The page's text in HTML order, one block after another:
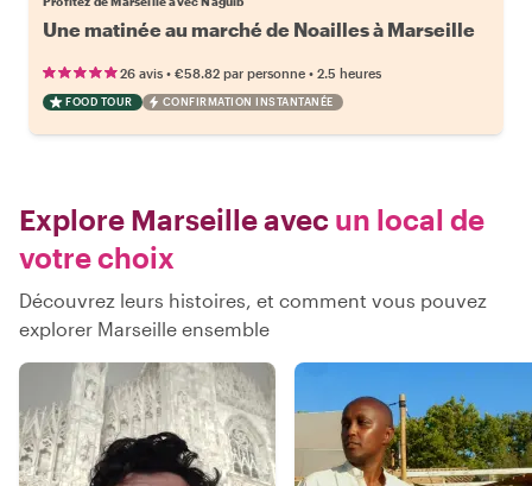
Une matinée au marché de Noailles à Marseille
26 avis • €58.82 par personne • 2.5 heures
FOOD TOUR CONFIRMATION INSTANTANÉE
Explore Marseille avec un local de
votre choix
Découvrez leurs histoires, et comment vous pouvez
explorer Marseille ensemble